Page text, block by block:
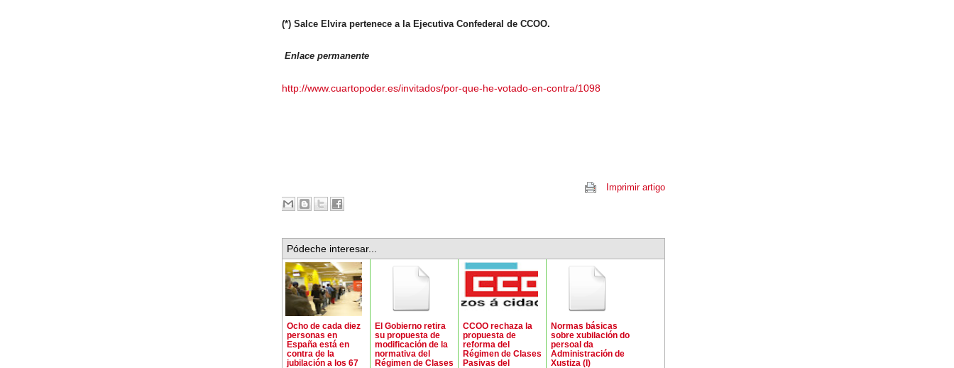
(*) Salce Elvira pertenece a la Ejecutiva Confederal de CCOO.
Enlace permanente
http://www.cuartopoder.es/invitados/por-que-he-votado-en-contra/1098
Imprimir artigo
Pódeche interesar...
Ocho de cada diez
personas en
España está en
contra de la
jubilación a los 67
El Gobierno retira
su propuesta de
modificación de la
normativa del
Régimen de Clases
CCOO rechaza la
propuesta de
reforma del
Régimen de Clases
Pasivas del
Normas básicas
sobre xubilación do
persoal da
Administración de
Xustiza (I)